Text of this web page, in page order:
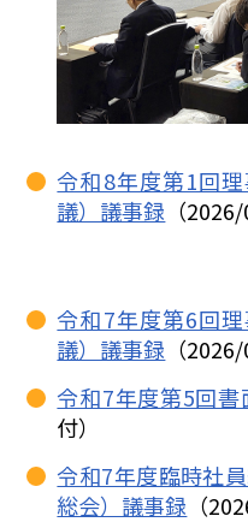
令和8年度第1回
議）議事録 （
令和7年度第6回
議）議事録 （
令和7年度第5回書
付）
令和7年度臨時社
総会）議事録 （